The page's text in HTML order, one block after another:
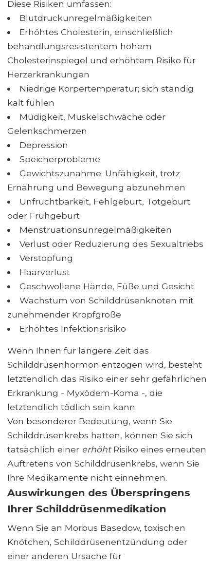
Diese Risiken umfassen:
Blutdruckunregelmäßigkeiten
Erhöhtes Cholesterin, einschließlich
behandlungsresistentem hohem
Cholesterinspiegel und erhöhtem Risiko für
Herzerkrankungen
Niedrige Körpertemperatur; sich ständig
kalt fühlen
Müdigkeit, Muskelschwäche oder
Gelenkschmerzen
Depression
Speicherprobleme
Gewichtszunahme; Unfähigkeit, trotz
Ernährung und Bewegung abzunehmen
Unfruchtbarkeit, Fehlgeburt, Totgeburt
oder Frühgeburt
Menstruationsunregelmäßigkeiten
Verlust oder Reduzierung des Sexualtriebs
Verstopfung
Haarverlust
Geschwollene Hände, Füße und Gesicht
Wachstum von Schilddrüsenknoten mit
zunehmender Kropfgröße
Erhöhtes Infektionsrisiko
Wenn Ihnen für längere Zeit das
Schilddrüsenhormon entzogen wird, besteht
letztendlich das Risiko einer sehr gefährlichen
Erkrankung - Myxödem-Koma -, die
letztendlich tödlich sein kann.
Von besonderer Bedeutung, wenn Sie
Schilddrüsenkrebs hatten, können Sie sich
tatsächlich einer erhöhtRisiko eines erneuten
Auftretens von Schilddrüsenkrebs, wenn Sie
Ihre Medikamente nicht einnehmen.
Auswirkungen des Überspringens
Ihrer Schilddrüsenmedikation
Wenn Sie an Morbus Basedow, toxischen
Knötchen, Schilddrüsenentzündung oder
einer anderen Ursache für